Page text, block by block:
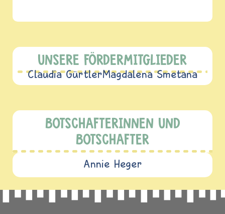
UNSERE FÖRDERMITGLIEDER
Claudia GürtlerMagdalena Smetana
BOTSCHAFTERINNEN UND
BOTSCHAFTER
Annie Heger